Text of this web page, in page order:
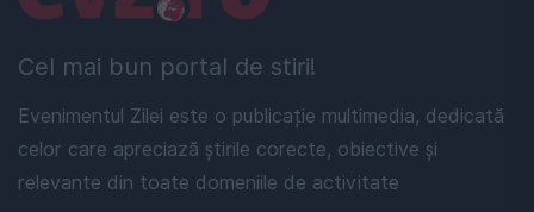
Cel mai bun portal de stiri!
Evenimentul Zilei este o publicație multimedia, dedicată
celor care apreciază știrile corecte, obiective și
relevante din toate domeniile de activitate